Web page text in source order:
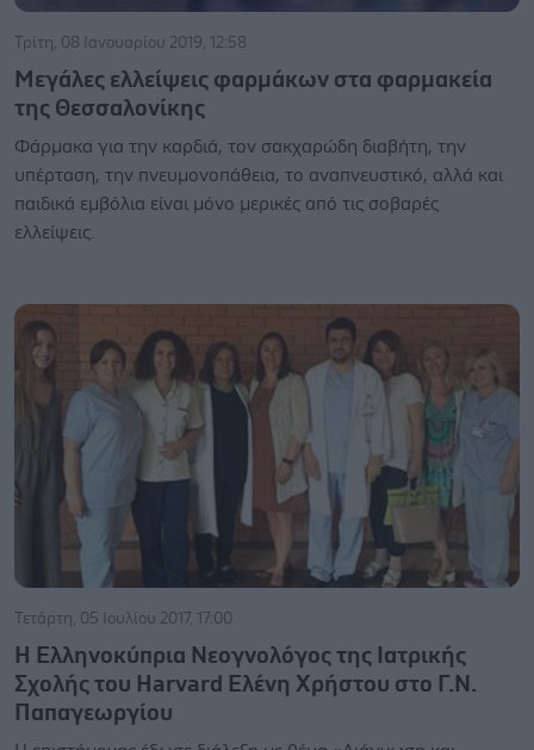
Τρίτη, 08 Ιανουαρίου 2019, 12:58
Μεγάλες ελλείψεις φαρμάκων στα φαρμακεία
της Θεσσαλονίκης
Φάρμακα για την καρδιά, τον σακχαρώδη διαβήτη, την
υπέρταση, την πνευμονοπάθεια, το αναπνευστικό, αλλά και
παιδικά εμβόλια είναι μόνο μερικές από τις σοβαρές
ελλείψεις.
Τετάρτη, 05 Ιουλίου 2017, 17:00
Η Ελληνοκύπρια Νεογνολόγος της Ιατρικής
Σχολής του Harvard Ελένη Χρήστου στο Γ.Ν.
Παπαγεωργίου